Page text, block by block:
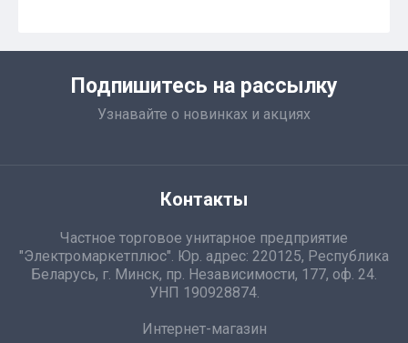
Подпишитесь на рассылку
Узнавайте о новинках и акциях
Контакты
Частное торговое унитарное предприятие
"Электромаркетплюс". Юр. адрес: 220125, Республика
Беларусь, г. Минск, пр. Независимости, 177, оф. 24.
УНП 190928874.
Интернет-магазин